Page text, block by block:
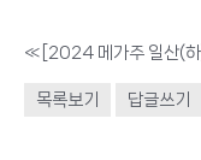
« [2024 메가주 일산(
목록보기 답글쓰기